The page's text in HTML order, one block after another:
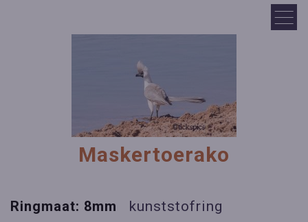
Maskertoerako
Ringmaat: 8mm kunststofring